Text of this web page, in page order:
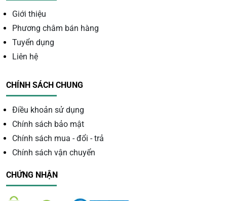
(đặc biệt mệnh Thủy và Mộc)
Giới thiệu
Phương châm bán hàng
Tuyển dụng
Liên hệ
CHÍNH SÁCH CHUNG
Điều khoản sử dụng
Chính sách bảo mật
Chính sách mua - đổi - trả
Chính sách vận chuyển
CHỨNG NHẬN